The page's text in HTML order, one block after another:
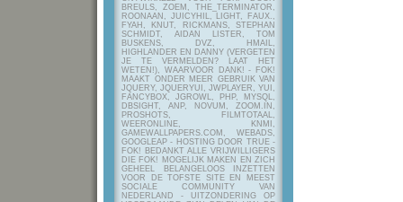
BREULS, ZOEM, THE_TERMINATOR,
ROONAAN, JUICYHIL, LIGHT, FAUX.,
FYAH, KNUT, RICKMANS, STEPHAN
SCHMIDT, AIDAN LISTER, TOM
BUSKENS, DVZ, HMAIL,
HIGHLANDER EN DANNY (VERGETEN
JE TE VERMELDEN? LAAT HET
WETEN!), WAARVOOR DANK! - FOK!
MAAKT ONDER MEER GEBRUIK VAN
JQUERY, JQUERYUI, JWPLAYER, YUI,
FANCYBOX, JGROWL, PHP, MYSQL,
DBSIGHT, ANP, NOVUM, ZOOM.IN,
PROSHOTS, FILMTOTAAL,
WEERONLINE, KNMI,
GAMEWALLPAPERS.COM, WEBADS,
GOOGLEAP - HOSTING DOOR TRUE -
FOK! BEDANKT ALLE VRIJWILLIGERS
DIE FOK! MOGELIJK MAKEN EN ZICH
GEHEEL BELANGELOOS INZETTEN
VOOR DE TOFSTE SITE EN MEEST
SOCIALE COMMUNITY VAN
NEDERLAND - UITZONDERING OP